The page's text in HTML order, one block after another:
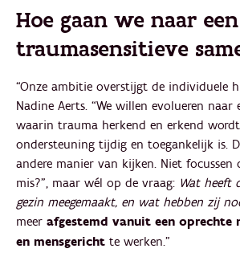
Hoe gaan we naar een
traumasensitieve
“Onze ambitie overstijgt de individuele
Nadine Aerts. “We willen evolueren naar
waarin trauma herkend en erkend
ondersteuning tijdig en toegankelijk is.
andere manier van kijken. Niet
mis?”, maar wél op de vraag: Wat
gezin meegemaakt, en wat hebben zij
meer afgestemd vanuit een oprechte
en mensgericht te werken.”